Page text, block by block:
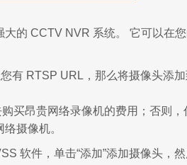
大的 CCTV NVR 系统。 它可以在
有 RTSP URL，那么将摄像头添
买昂贵网络录像机的费用；否则
摄像机。
软件，单击“添加”添加摄像头，然